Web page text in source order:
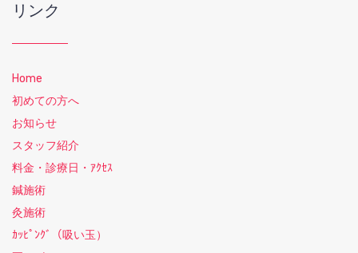
リンク
Home
初めての方へ
お知らせ
スタッフ紹介
料金・診療日・ｱｸｾｽ
鍼施術
灸施術
ｶｯﾋﾟﾝｸﾞ（吸い玉）